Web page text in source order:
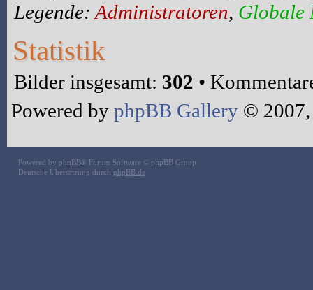
Legende: Administratoren, Globale
Statistik
Bilder insgesamt: 302 •
Powered by phpBB Gallery ©
Powered by phpBB® Forum Software © phpBB Group
Deutsche Übersetzung durch phpBB.de